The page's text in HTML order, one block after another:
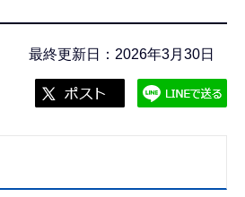
最終更新日：2026年3月30日